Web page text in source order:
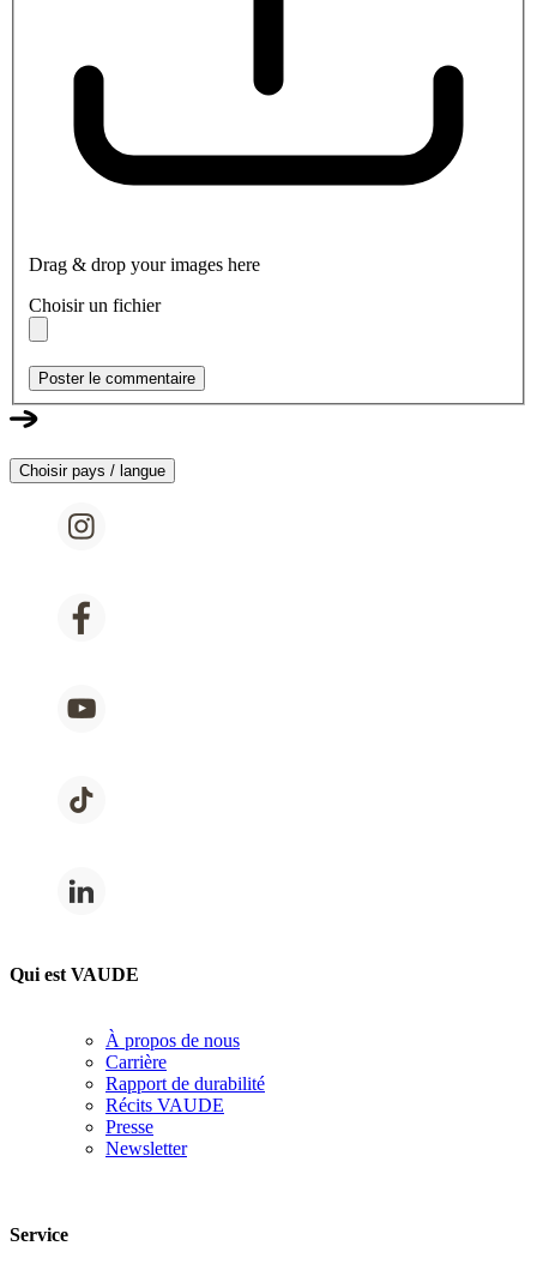
Drag & drop your images here
Choisir un fichier
Poster le commentaire
Choisir pays / langue
Qui est VAUDE
À propos de nous
Carrière
Rapport de durabilité
Récits VAUDE
Presse
Newsletter
Service